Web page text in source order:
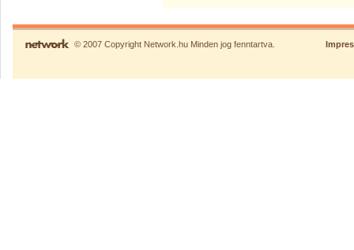
© 2007 Copyright Network.hu Minden jog fenntartva.